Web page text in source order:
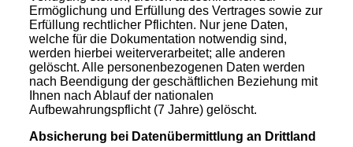
Ermöglichung und Erfüllung des Vertrages sowie zur
Erfüllung rechtlicher Pflichten. Nur jene Daten,
welche für die Dokumentation notwendig sind,
werden hierbei weiterverarbeitet; alle anderen
gelöscht. Alle personenbezogenen Daten werden
nach Beendigung der geschäftlichen Beziehung mit
Ihnen nach Ablauf der nationalen
Aufbewahrungspflicht (7 Jahre) gelöscht.
Absicherung bei Datenübermittlung an Drittland